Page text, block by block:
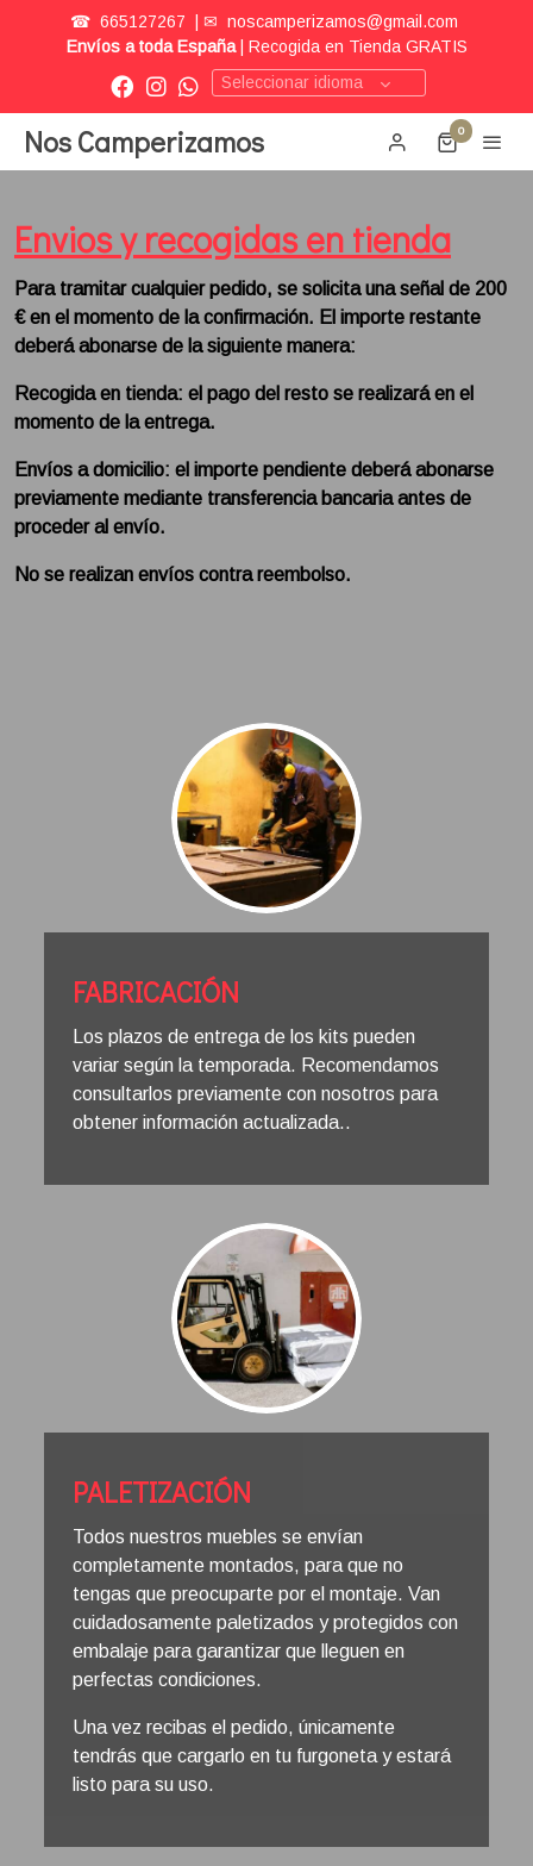
☎ 665127267 | ✉ noscamperizamos@gmail.com
Envíos a toda España| Recogida en Tienda GRATIS
Seleccionar idioma
Nos Camperizamos 0
Envios y recogidas en tienda
Para tramitar cualquier pedido, se solicita una señal de 200
€ en el momento de la confirmación. El importe restante
deberá abonarse de la siguiente manera:
Recogida en tienda: el pago del resto se realizará en el
momento de la entrega.
Envíos a domicilio: el importe pendiente deberá abonarse
previamente mediante transferencia bancaria antes de
proceder al envío.
No se realizan envíos contra reembolso.
FABRICACIÓN
Los plazos de entrega de los kits pueden
variar según la temporada. Recomendamos
consultarlos previamente con nosotros para
obtener información actualizada..
PALETIZACIÓN
Todos nuestros muebles se envían
completamente montados, para que no
tengas que preocuparte por el montaje. Van
cuidadosamente paletizados y protegidos con
embalaje para garantizar que lleguen en
perfectas condiciones.
Una vez recibas el pedido, únicamente
tendrás que cargarlo en tu furgoneta y estará
listo para su uso.